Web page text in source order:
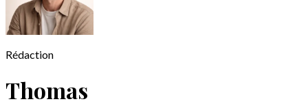
Rédaction
Thomas